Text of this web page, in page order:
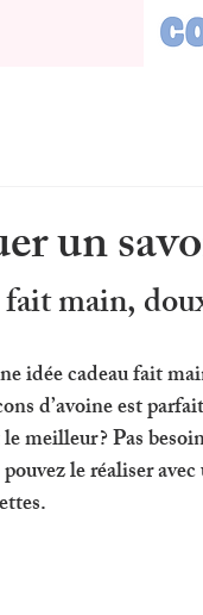
un
main,
idée cadeau fait
d’avoine est
meilleur ? Pas
le réaliser